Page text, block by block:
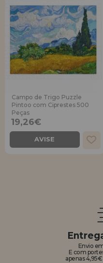
Campo de Trigo Puzzle
Pintoo com Ciprestes 500
Peças
19,26€
AVISE
Envio
E com
apenas